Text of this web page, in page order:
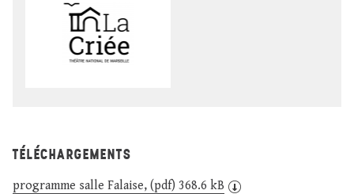
TÉLÉCHARGEMENTS
programme salle Falaise, (pdf) 368.6 kB